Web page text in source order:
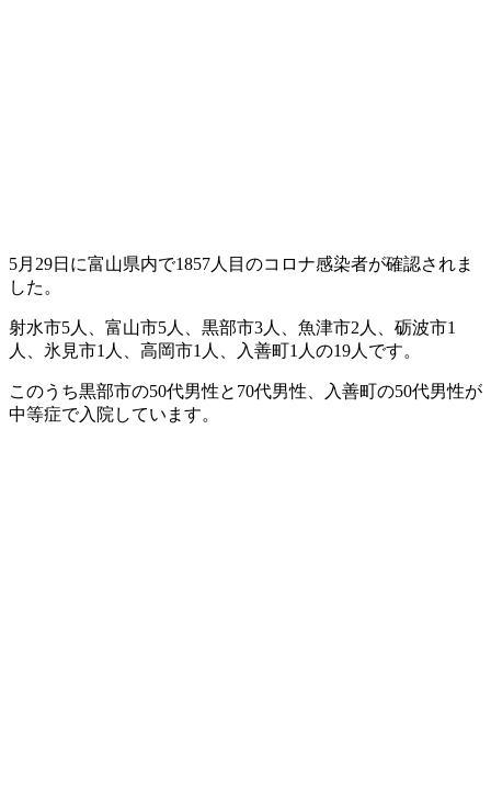
5月29日に富山県内で1857人目のコロナ感染者が確認されま
した。
射水市5人、富山市5人、黒部市3人、魚津市2人、砺波市1
人、氷見市1人、高岡市1人、入善町1人の19人です。
このうち黒部市の50代男性と70代男性、入善町の50代男性が
中等症で入院しています。